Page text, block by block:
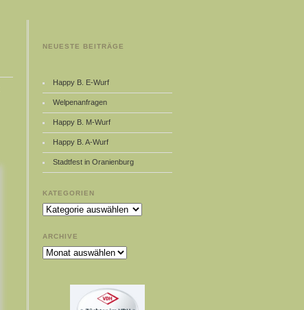
NEUESTE BEITRÄGE
Happy B. E-Wurf
Welpenanfragen
Happy B. M-Wurf
Happy B. A-Wurf
Stadtfest in Oranienburg
KATEGORIEN
Kategorien
ARCHIVE
Archive